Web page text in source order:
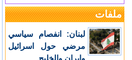
ملفات
لبنان: انفصام سياسي
مرضي حول اسرائيل
وإيران والخليج